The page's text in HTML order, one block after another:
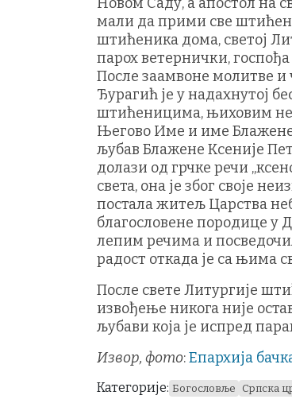
мали да прими све
штићеника дома, светој
парох ветернички,
После заамвоне молитве
Ђурагић је у надахнутој
штићеницима, њиховим
Његово Име и име Блажене
љубав Блажене Ксеније
долази од грчке речи
света, она је због своје
постала житељ Царства
благословене породице у
лепим речима и
радост откада је са њима
После свете Литургије
извођење никога није
љубави која је испред
Извор, фото:Епархија
Категорије: Богословље Српска